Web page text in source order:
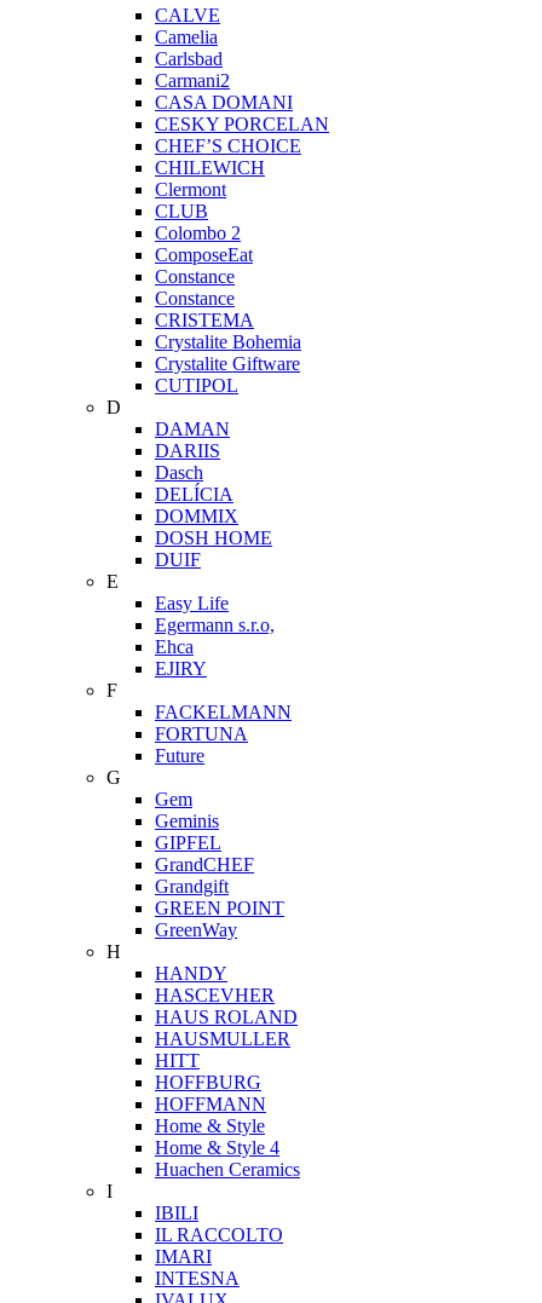
CALVE
Camelia
Carlsbad
Carmani2
CASA DOMANI
CESKY PORCELAN
CHEF’S CHOICE
CHILEWICH
Clermont
CLUB
Colombo 2
ComposeEat
Constance
Constance
CRISTEMA
Crystalite Bohemia
Crystalite Giftware
CUTIPOL
D
DAMAN
DARIIS
Dasch
DELÍCIA
DOMMIX
DOSH HOME
DUIF
E
Easy Life
Egermann s.r.o,
Ehca
EJIRY
F
FACKELMANN
FORTUNA
Future
G
Gem
Geminis
GIPFEL
GrandCHEF
Grandgift
GREEN POINT
GreenWay
H
HANDY
HASCEVHER
HAUS ROLAND
HAUSMULLER
HITT
HOFFBURG
HOFFMANN
Home & Style
Home & Style 4
Huachen Ceramics
I
IBILI
IL RACCOLTO
IMARI
INTESNA